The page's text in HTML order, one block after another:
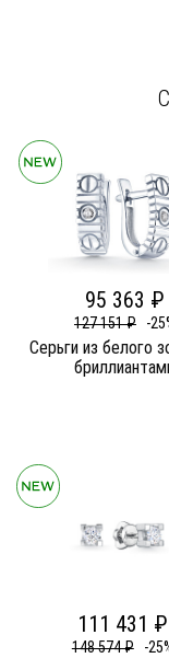
95 363 ₽
127 151 ₽ -
Серьги из белого
111 431 ₽
148 574 ₽ -